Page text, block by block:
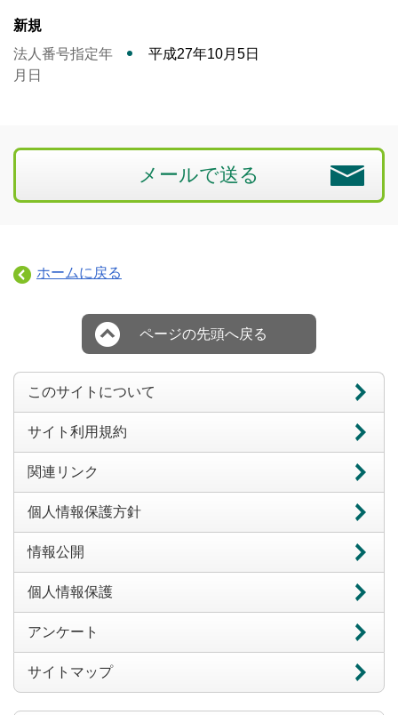
新規
法人番号指定年
月日
平成27年10月5日
メールで送る
ホームに戻る
ページの先頭へ戻る
このサイトについて
サイト利用規約
関連リンク
個人情報保護方針
情報公開
個人情報保護
アンケート
サイトマップ